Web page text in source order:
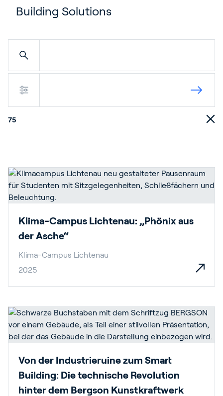
Building Solutions
75
Klima-Campus Lichtenau: „Phönix aus
der Asche“
Klima-Campus Lichtenau
2025
Von der Industrieruine zum Smart
Building: Die technische Revolution
hinter dem Bergson Kunstkraftwerk